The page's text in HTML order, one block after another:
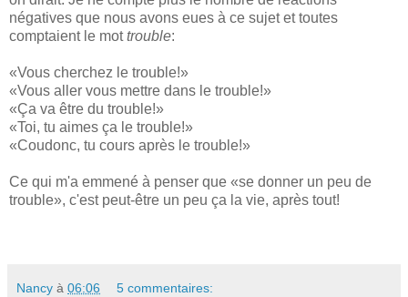
négatives que nous avons eues à ce sujet et toutes
comptaient le mottrouble:
«Vous cherchez le trouble!»
«Vous aller vous mettre dans le trouble!»
«Ça va être du trouble!»
«Toi, tu aimes ça le trouble!»
«Coudonc, tu cours après le trouble!»
Ce qui m'a emmené à penser que «se donner un peu de
trouble», c'est peut-être un peu ça la vie, après tout!
Nancy à 06:06 5 commentaires: